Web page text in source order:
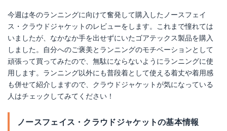
今週は冬のランニングに向けて奮発して購入したノースフェイ
ス・クラウドジャケットのレビューをします。これまで憧れては
いましたが、なかなか手を出せずにいたゴアテックス製品を購入
しました。自分へのご褒美とランニングのモチベーションとして
頑張って買ってみたので、無駄にならないようにランニングに使
用します。ランニング以外にも普段着として使える着丈や着用感
も併せて紹介しますので、クラウドジャケットが気になっている
人はチェックしてみてください！
ノースフェイス・クラウドジャケットの基本情報